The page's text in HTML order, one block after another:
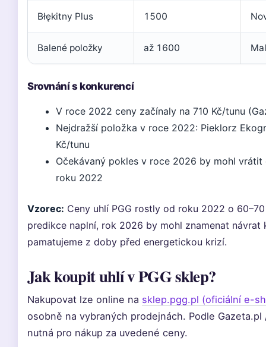
Błękitny Plus 1500
Balené položky až 1600
Srovnání s konkurencí
V roce 2022 ceny začínaly na 710 Kč/tunu
Nejdražší položka v roce 2022: Pieklorz
Kč/tunu
Očekávaný pokles v roce 2026 by mohl vrátit
roku 2022
Vzorec: Ceny uhlí PGG rostly od roku 2022 o
predikce naplní, rok 2026 by mohl znamenat návrat
pamatujeme z doby před energetickou krizí.
Jak koupit uhlí v PGG sklep?
Nakupovat lze online na sklep.pgg.pl (oficiální e-
osobně na vybraných prodejnách. Podle
nutná pro nákup za uvedené ceny.